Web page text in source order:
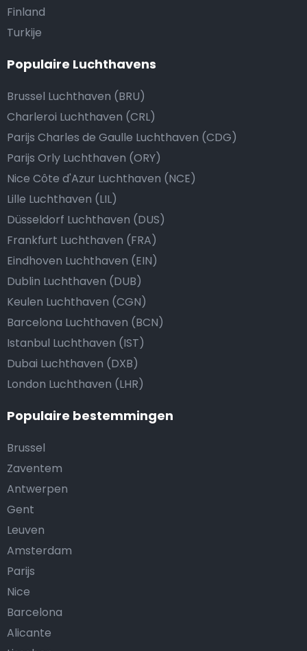
Finland
Turkije
Populaire Luchthavens
Brussel Luchthaven (BRU)
Charleroi Luchthaven (CRL)
Parijs Charles de Gaulle Luchthaven (CDG)
Parijs Orly Luchthaven (ORY)
Nice Côte d'Azur Luchthaven (NCE)
Lille Luchthaven (LIL)
Düsseldorf Luchthaven (DUS)
Frankfurt Luchthaven (FRA)
Eindhoven Luchthaven (EIN)
Dublin Luchthaven (DUB)
Keulen Luchthaven (CGN)
Barcelona Luchthaven (BCN)
Istanbul Luchthaven (IST)
Dubai Luchthaven (DXB)
London Luchthaven (LHR)
Populaire bestemmingen
Brussel
Zaventem
Antwerpen
Gent
Leuven
Amsterdam
Parijs
Nice
Barcelona
Alicante